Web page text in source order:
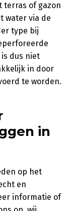
terras of gazon
water via de
type bij
dus niet
in door
te worden.
in
op het
en
informatie of